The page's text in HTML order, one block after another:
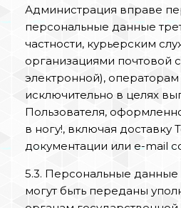
Администрация вправе
персональные данные
частности, курьерским
организациями почтовой
электронной), операторам
исключительно в целях
Пользователя,
в ногу!, включая доставку
документации или e-mail
5.3. Персональные данные
могут быть переданы